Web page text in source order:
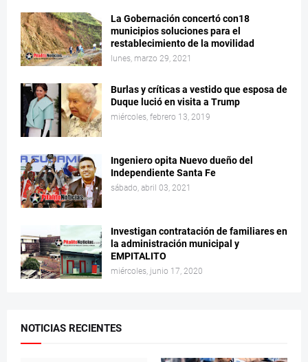
La Gobernación concertó con18
municipios soluciones para el
restablecimiento de la movilidad
lunes, marzo 29, 2021
Burlas y críticas a vestido que esposa de
Duque lució en visita a Trump
miércoles, febrero 13, 2019
Ingeniero opita Nuevo dueño del
Independiente Santa Fe
sábado, abril 03, 2021
Investigan contratación de familiares en
la administración municipal y
EMPITALITO
miércoles, junio 17, 2020
NOTICIAS RECIENTES